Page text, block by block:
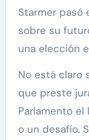
Starmer pasó
sobre su
una elección
No está claro
que preste
Parlamento el
o un desafío.